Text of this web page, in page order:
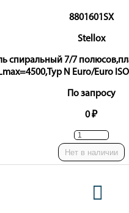
8801601SX
Stellox
спиральный 7/7
N Euro/Euro
По запросу
0 ₽
Нет в наличии